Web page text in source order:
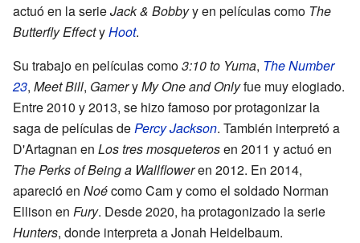
actuó en la serieJack & Bobbyy en películas como The
Butterfly EffectyHoot.
Su trabajo en películas como3:10 to Yuma, The Number
23, Meet Bill, GameryMy One and Onlyfue muy elogiado.
Entre 2010 y 2013, se hizo famoso por protagonizar la
saga de películas dePercy Jackson. También interpretó a
D'Artagnan en Los tres mosqueterosen 2011 y actuó en
The Perks of Being a Wallfloweren 2012. En 2014,
apareció en Noécomo Cam y como el soldado Norman
Ellison en Fury. Desde 2020, ha protagonizado la serie
Hunters, donde interpreta a Jonah Heidelbaum.